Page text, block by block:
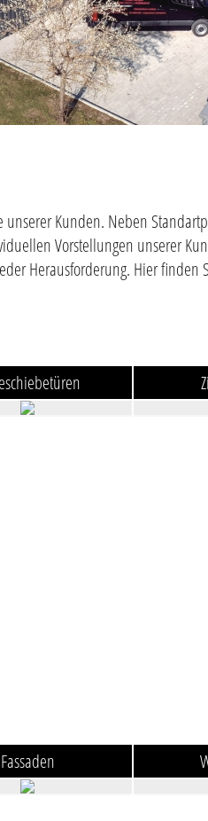
Kunden. Neben
Vorstellungen unserer
Herausforderung. Hier
Fassaden